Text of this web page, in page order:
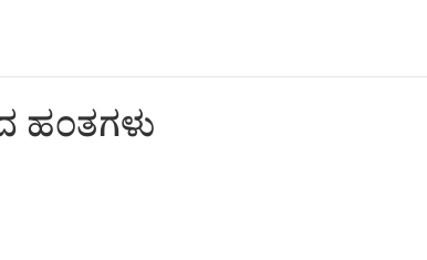
ಹಂತಗಳು